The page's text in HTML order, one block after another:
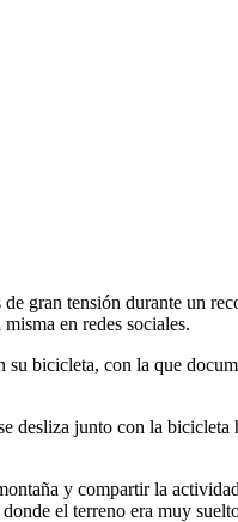
gran tensión durante un
en redes sociales.
bicicleta, con la que
desliza junto con la
y compartir la
el terreno era muy